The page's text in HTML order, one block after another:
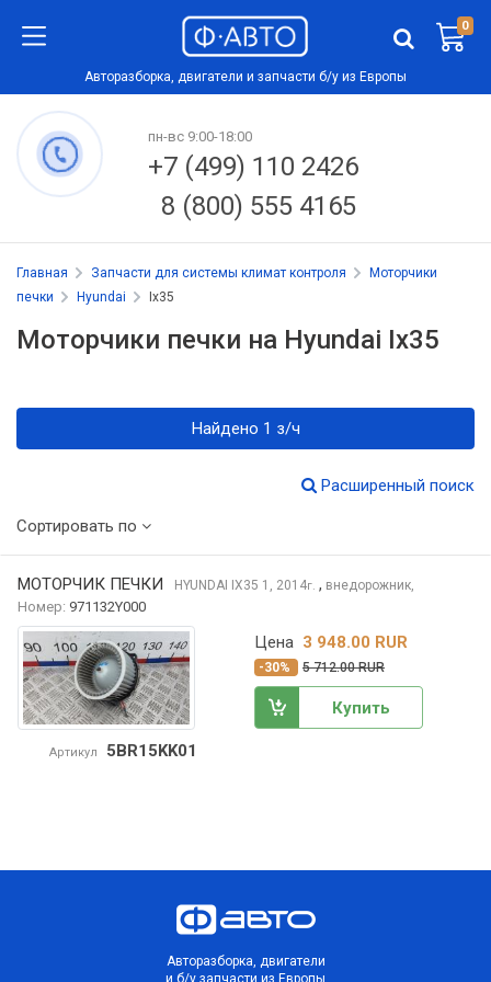
0
Авторазборка, двигатели и запчасти б/у из Европы
пн-вс 9:00-18:00
+7 (499) 110 2426
8 (800) 555 4165
Главная Запчасти для системы климат контроля
Моторчики
печки
Hyundai Ix35
Моторчики печки на Hyundai Ix35
Найдено 1 з/ч
Расширенный поиск
Сортировать по
МОТОРЧИК ПЕЧКИ HYUNDAI IX35 1, 2014г. , внедорожник,
Номер: 971132Y000
Артикул 5BR15KK01
Цена 3 948.00 RUR
-30% 5 712.00 RUR
Купить
Авторазборка, двигатели
и б/у запчасти из Европы